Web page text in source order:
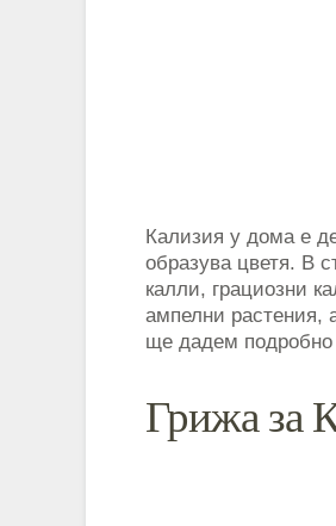
Кализия у дома е
образува цветя. В
калли, грациозни
ампелни растения,
ще дадем подробно
Грижа за